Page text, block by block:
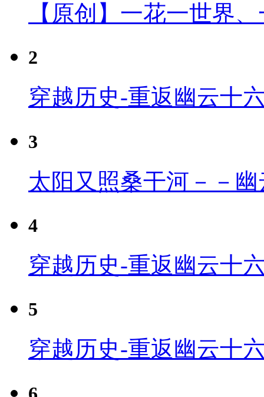
【原创】一花一世界
2
穿越历史-重返幽云十
3
太阳又照桑干河－－
4
穿越历史-重返幽云十
5
穿越历史-重返幽云十